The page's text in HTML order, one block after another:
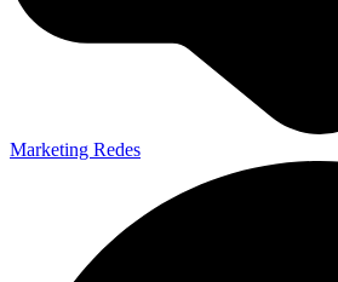
Marketing Redes